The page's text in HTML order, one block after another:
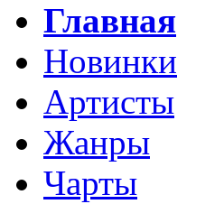
Главная
Новинки
Артисты
Жанры
Чарты